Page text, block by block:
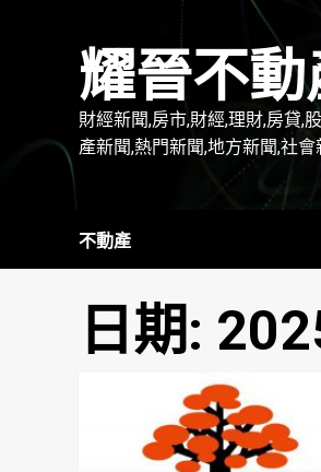
耀晉不動
財經新聞,房市,財經,理財,房貸,
產新聞,熱門新聞,地方新聞,社會
不動產
日期: